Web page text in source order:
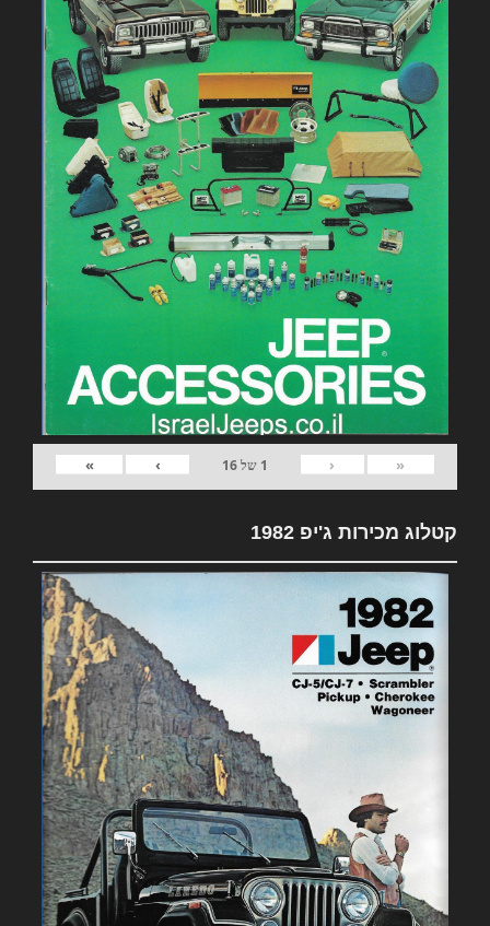
«
‹
1 של16
›
»
קטלוג מכירות ג'יפ 1982